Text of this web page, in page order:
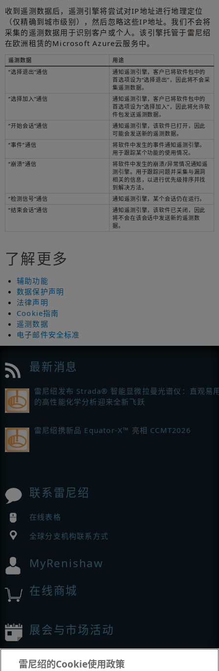
收到遥测数据后，遥测引擎将尝试对IP地址进行地理定位
（仅精确到城市级别），然后忽略这些IP地址。我们不会将
采集的遥测数据用于识别客户或个人。该引擎托管于雷尼绍
在欧洲租赁的Microsoft Azure云服务中。
遥测数据
用途
“选择退出”通信
通知遥测引擎，客户已将软件包中的
首选项设为“选择退出”，因此将不会采
集遥测数据。
“选择加入”通信
通知遥测引擎，客户已将软件包中的
首选项设为“选择加入”，因此将允许软
件包发送遥测数据。
“开始会话”通信
通知遥测引擎，该软件已打开，因此
可能会发送新的遥测数据。
“事件”通信
将软件中发生的事件通知遥测引擎。
用于跟踪某个功能的使用情况。
“崩溃”通信
将软件中发生的崩溃/异常情况通知遥
测引擎。用于跟踪问题并采集与漏洞
相关的信息，以进行优先级排序并找
到解决方法。
“检测信号”通信
通知遥测引擎，某个会话仍在运行。
“结束会话”通信
通知遥测引擎，该软件已关闭，因此
将不会在该会话中发送新的遥测数
据。
了解更多
辅助功能
数据保护声明
法律声明
Cookie指南
遥测数据
电子邮件安全标准
最新消息
雷尼绍发布 Strada® 智能显微拉曼光谱仪：直观易
的高性能化学分析迎来全新飞跃
雷尼绍携新品 Equator-X™ 亮相 CCMT2026
联系雷尼绍
在线表格
全球分支机构联系方式
MyRenishaw
在线商城
展会与市场活动
雷尼绍的Cookie使用政策